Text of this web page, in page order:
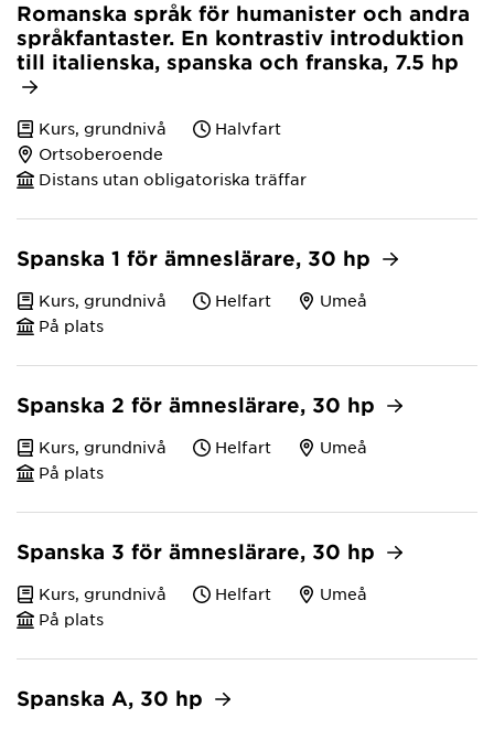
Romanska språk för humanister och andra
språkfantaster. En kontrastiv introduktion
till italienska, spanska och franska​, 7.5 hp
Kurs, grundnivå
Halvfart
Ortsoberoende
Distans utan obligatoriska träffar
Spanska 1 för ämneslärare, 30 hp
Kurs, grundnivå Helfart
Umeå
På plats
Spanska 2 för ämneslärare, 30 hp
Kurs, grundnivå Helfart
Umeå
På plats
Spanska 3 för ämneslärare, 30 hp
Kurs, grundnivå Helfart
Umeå
På plats
Spanska A, 30 hp